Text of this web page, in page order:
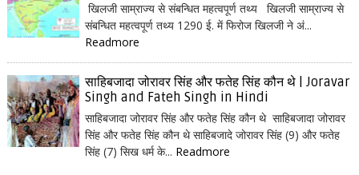
खिलजी साम्राज्य से संबन्धित महत्वपूर्ण तथ्य खिलजी साम्राज्य से
संबन्धित महत्वपूर्ण तथ्य 1290 ई. में फिरोज खिलजी ने अं...
Readmore
साहिबजादा जोरावर सिंह और फतेह सिंह कौन थे | Joravar
Singh and Fateh Singh in Hindi
साहिबजादा जोरावर सिंह और फतेह सिंह कौन थे साहिबजादा जोरावर
सिंह और फतेह सिंह कौन थे साहिबजादे जोरावर सिंह (9) और फतेह
सिंह (7) सिख धर्म के... Readmore